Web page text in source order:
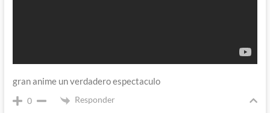
gran anime un verdadero espectaculo
0 Responder